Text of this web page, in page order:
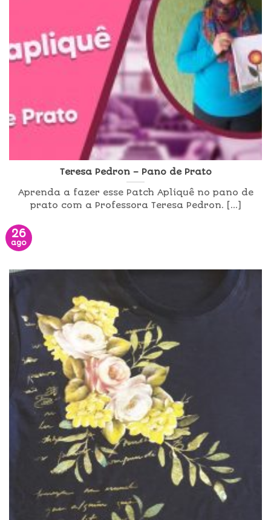
Teresa Pedron – Pano de Prato
Aprenda a fazer esse Patch Apliquê no pano de
prato com a Professora Teresa Pedron. [...]
26
ago